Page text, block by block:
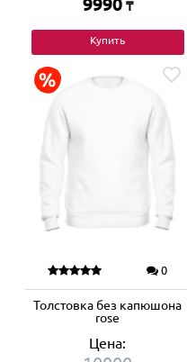
₸
Купить
0
Толстовка без капюшона
rose
Цена: